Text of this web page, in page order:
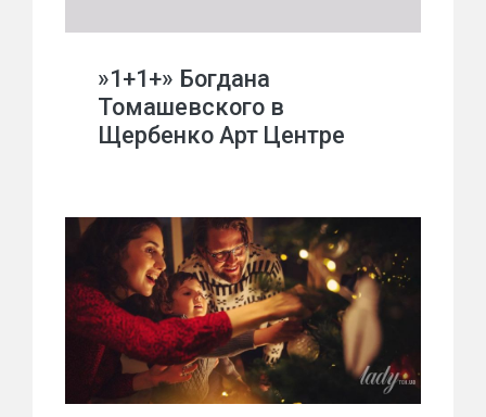
»1+1+» Богдана
Томашевского в
Щербенко Арт Центре